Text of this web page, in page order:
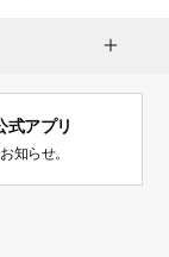
式アプリ
知らせ。